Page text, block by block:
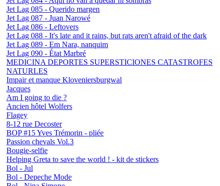
Jet Lag 085 - Querido margen
Jet Lag 087 - Juan Narowé
Jet Lag 086 - Leftovers
Jet Lag 088 - It's late and it rains, but rats aren't afraid of the dark
Jet Lag 089 - Em Nara, nanquim
Jet Lag 090 - État Marbré
MEDICINA DEPORTES SUPERSTICIONES CATASTROFES
NATURLES
Impair et manque Kloveniersburgwal
Jacques
Am I going to die ?
Ancien hôtel Wolfers
Flagey
8-12 rue Decoster
BOP #15 Yves Trémorin - pliée
Passion chevals Vol.3
Bougie-selfie
Helping Greta to save the world ! - kit de stickers
Bol - Jul
Bol - Depeche Mode